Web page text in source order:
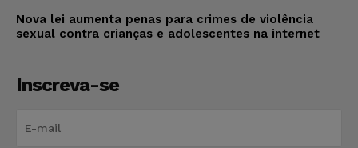
Nova lei aumenta penas para crimes de violência
sexual contra crianças e adolescentes na internet
Inscreva-se